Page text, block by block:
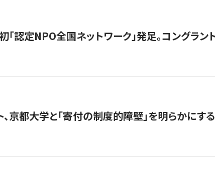
認定NPO全国ネットワーク」発足。コングラ
、京都大学と「寄付の制度的障壁」を明らかにす